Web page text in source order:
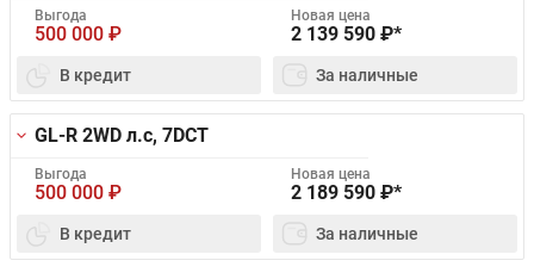
Выгода
500 000 ₽
Новая цена
2 139 590 ₽*
В кредит За наличные
GL-R 2WD л.с, 7DCT
Выгода
500 000 ₽
Новая цена
2 189 590 ₽*
В кредит За наличные